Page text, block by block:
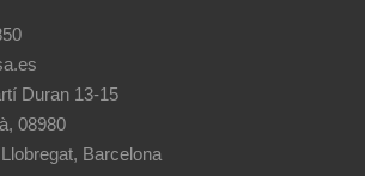
Duran 13-15
08980
Barcelona